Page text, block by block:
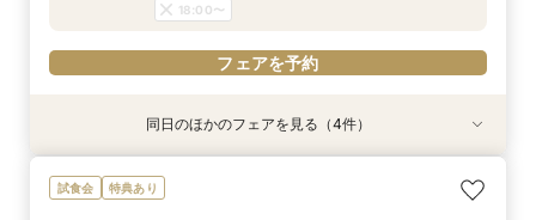
18:00〜
フェアを予約
特典あり 動画あり
【ガーデン挙式希望の方】都心で叶う海外ウエ
ディング体感×試食
特典あり
初見学でも安心◎「即決なし」アップ額が少ない
新プラン×試食付
特典あり
【料理ランクUP特典付】シェフ渾身和牛コース
試食×料理演出体験
特典あり
≪大好評！ペットとの結婚式≫ペットも安心まる
ごと相談*特典付
同日のほかのフェアを見る（4件）
試食会 特典あり